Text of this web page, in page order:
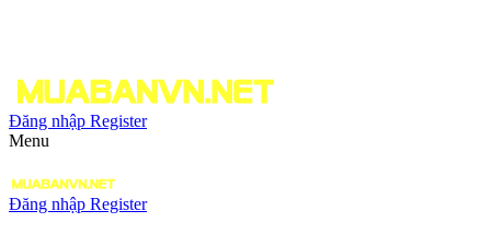
Đăng nhập Register
Menu
Đăng nhập Register